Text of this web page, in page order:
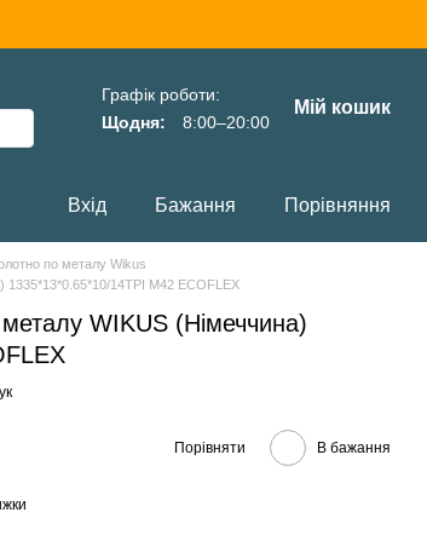
Графік роботи:
Щодня:
8:00–20:00
Мій кошик
Вхід Бажання Порівняння
по металу Wikus
1335*13*0.65*10/14TPI M42 ECOFLEX
WIKUS (Німеччина)
Порівняти В бажання